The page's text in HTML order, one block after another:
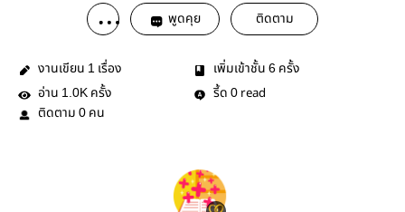
พูดคุย ติดตาม
งานเขียน 1 เรื่อง เพิ่มเข้าชั้น 6 ครั้ง
อ่าน 1.0K ครั้ง รี้ด 0 read
ติดตาม 0 คน